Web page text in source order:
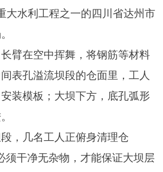
大水利工程之一的四川省达州市
臂在空中挥舞，将钢筋等材料
表孔溢流坝段的仓面里，工人
装模板；大坝下方，底孔弧形
，几名工人正俯身清理仓
须干净无杂物，才能保证大坝层